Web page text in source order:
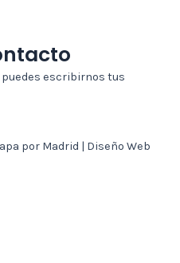
escribirnos tus
por Madrid | Diseño Web